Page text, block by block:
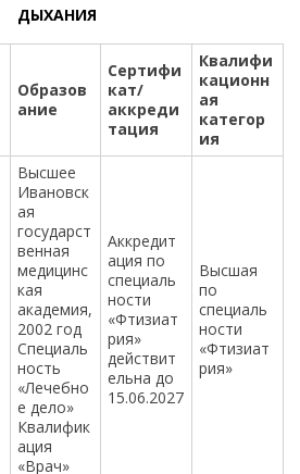
ДЫХАНИЯ
Образов
ание
Сертифи
кат/
аккреди
тация
Квалифи
кационн
ая
категор
ия
Высшее
Ивановск
ая
государст
венная
медицинс
кая
академия,
2002 год
Специаль
ность
«Лечебно
е дело»
Квалифик
ация
«Врач»
Аккредит
ация по
специаль
ности
«Фтизиат
рия»
действит
ельна до
15.06.2027
Высшая
по
специаль
ности
«Фтизиат
рия»